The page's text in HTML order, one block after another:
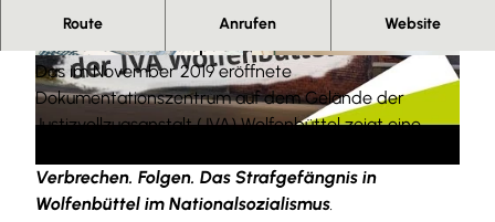
V
i
d
e
o
b
s
© Christian Bierwagen | CC-BY-SA © Christian Bierwagen | CC-BY-SA
Route Anrufen Website
Justiz und Strafvollzug im Nationalsozialismus und
Das im November 2019 eröffnete
Dokumentationszentrum auf dem Gelände der
Justizvollzugsanstalt (JVA) Wolfenbüttel zeigt eine
Verbrechen. Folgen. Das Strafgefängnis in
Wolfenbüttel im Nationalsozialismus.